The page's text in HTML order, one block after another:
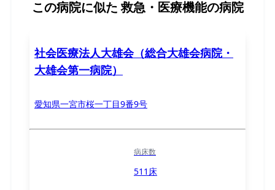
この病院に似た 救急・医療機能の病院
社会医療法人大雄会（総合大雄会病院・
大雄会第一病院）
愛知県一宮市桜一丁目9番9号
病床数
511床